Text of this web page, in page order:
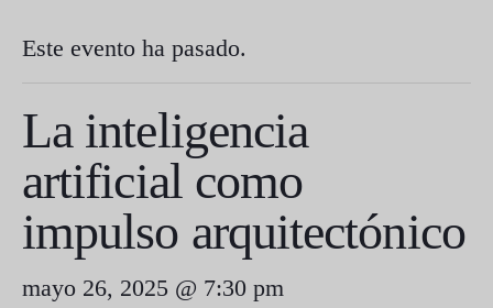
Este evento ha pasado.
La inteligencia
artificial como
impulso arquitectónico
mayo 26, 2025 @ 7:30 pm